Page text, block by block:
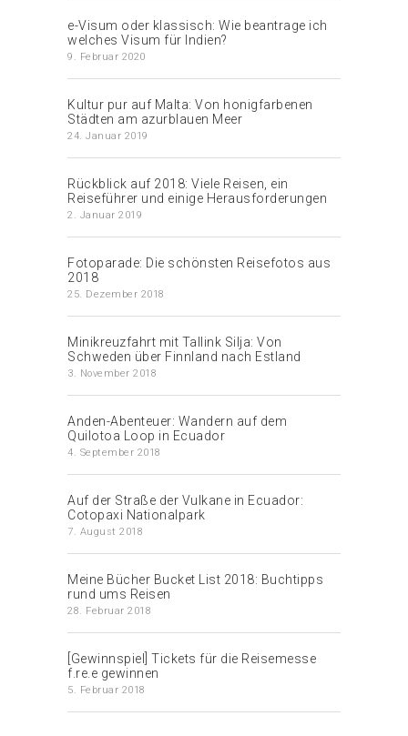
e-Visum oder klassisch: Wie beantrage ich
welches Visum für Indien?
9. Februar 2020
Kultur pur auf Malta: Von honigfarbenen
Städten am azurblauen Meer
24. Januar 2019
Rückblick auf 2018: Viele Reisen, ein
Reiseführer und einige Herausforderungen
2. Januar 2019
Fotoparade: Die schönsten Reisefotos aus
2018
25. Dezember 2018
Minikreuzfahrt mit Tallink Silja: Von
Schweden über Finnland nach Estland
3. November 2018
Anden-Abenteuer: Wandern auf dem
Quilotoa Loop in Ecuador
4. September 2018
Auf der Straße der Vulkane in Ecuador:
Cotopaxi Nationalpark
7. August 2018
Meine Bücher Bucket List 2018: Buchtipps
rund ums Reisen
28. Februar 2018
[Gewinnspiel] Tickets für die Reisemesse
f.re.e gewinnen
5. Februar 2018